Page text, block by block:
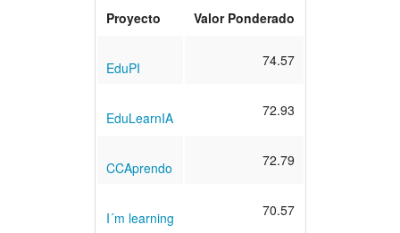
Proyecto Valor Ponderado
EduPI 74.57
EduLearnIA 72.93
CCAprendo 72.79
I´m learning 70.57